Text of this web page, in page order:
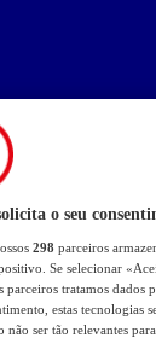
o seu
298 parceiros
Se selecionar
parceiros tratamos
estas tecnologias
não ser tão relevantes